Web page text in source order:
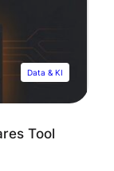
wird
Data & KI
Tool